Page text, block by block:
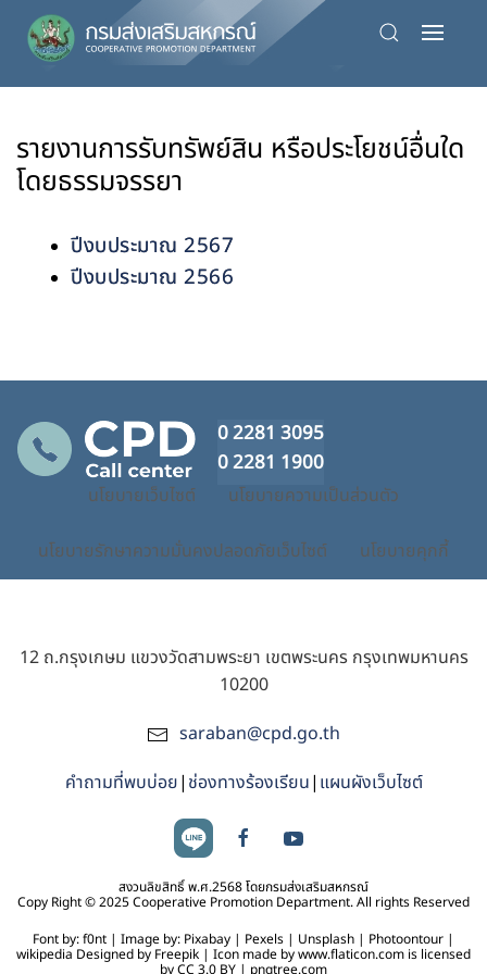
Skip
to
content
รายงานการรับทรัพย์สิน หรือประโยชน์อื่นใด
โดยธรรมจรรยา
ปีงบประมาณ 2567
ปีงบประมาณ 2566
0 2281 3095
0 2281 1900
นโยบายเว็บไซต์ นโยบายความเป็นส่วนตัว
นโยบายรักษาความมั่นคงปลอดภัยเว็บไซต์ นโยบายคุกกี้
12 ถ.กรุงเกษม แขวงวัดสามพระยา เขตพระนคร กรุงเทพมหานคร
10200
saraban@cpd.go.th
คำถามที่พบบ่อย| ช่องทางร้องเรียน| แผนผังเว็บไซต์
สงวนลิขสิทธิ์ พ.ศ.2568 โดยกรมส่งเสริมสหกรณ์
Copy Right © 2025 Cooperative Promotion Department. All rights Reserved
Font by: f0nt | Image by: Pixabay | Pexels | Unsplash | Photoontour |
wikipedia Designed by Freepik | Icon made by www.flaticon.com is licensed
by CC 3.0 BY | pngtree.com